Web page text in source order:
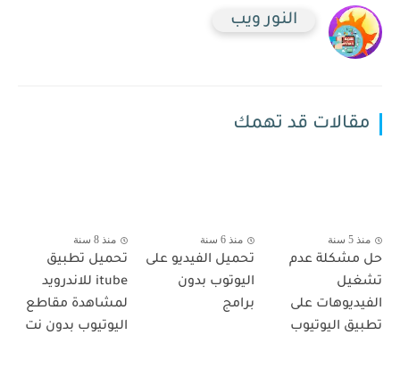
النور ويب
مقالات قد تهمك
منذ 5 سنة
حل مشكلة عدم
تشغيل
الفيديوهات على
تطبيق اليوتيوب
منذ 6 سنة
تحميل الفيديو على
اليوتوب بدون
برامج
منذ 8 سنة
تحميل تطبيق
itube للاندرويد
لمشاهدة مقاطع
اليوتيوب بدون نت